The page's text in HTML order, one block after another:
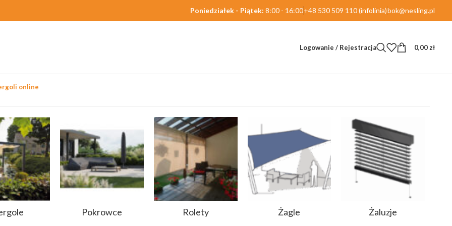
Poniedziałek - Piątek: 8:00 - 16:00+48 530 509 110 (infolinia)bok@nesling.pl
Logowanie / Rejestracja 0,00 zł
online
Pokrowce Rolety Żagle Żaluzje